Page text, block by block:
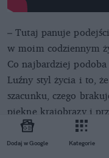
Dodaj w Google Kategorie
– Tutaj panuje
w moim codziennym
Co najbardziej
Luźny styl życia i to,
szacunku, czego
piękne krajobrazy i
północy.Marta ma
drugą córkę. Obecnie